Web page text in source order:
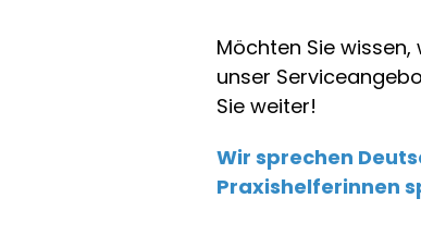
Möchten Sie
unser
Sie weiter!
Wir sprechen
Praxishelferinnen